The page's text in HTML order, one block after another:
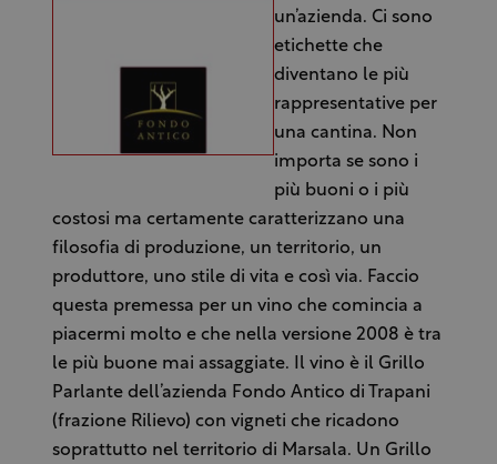
un’azienda. Ci sono
etichette che
diventano le più
rappresentative per
una cantina. Non
importa se sono i
più buoni o i più
costosi ma certamente caratterizzano una
filosofia di produzione, un territorio, un
produttore, uno stile di vita e così via. Faccio
questa premessa per un vino che comincia a
piacermi molto e che nella versione 2008 è tra
le più buone mai assaggiate. Il vino è il Grillo
Parlante dell’azienda Fondo Antico di Trapani
(frazione Rilievo) con vigneti che ricadono
soprattutto nel territorio di Marsala. Un Grillo